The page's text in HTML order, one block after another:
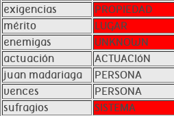
exigencias
PROPIEDAD
mérito
LUGAR
enemigas
UNKNOWN
actuación
ACTUACIóN
juan madariaga
PERSONA
vences
PERSONA
sufragios
SISTEMA